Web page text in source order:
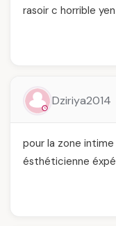
rasoir c horrible
Dziriya2014
pour la zone
ésthéticienne